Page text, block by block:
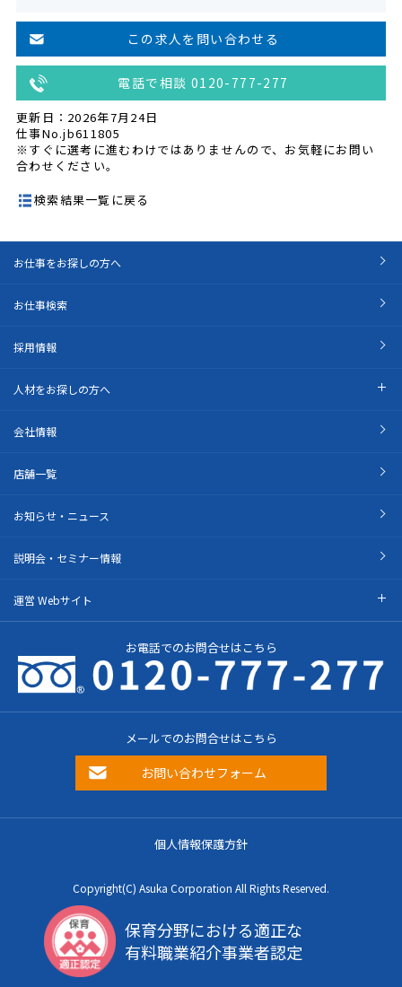
この求人を問い合わせる
電話で相談 0120-777-277
更新日：2026年7月24日
仕事No.jb611805
※すぐに選考に進むわけではありませんので、お気軽にお問い
合わせください。
検索結果一覧に戻る
お仕事をお探しの方へ
お仕事検索
採用情報
人材をお探しの方へ
会社情報
店舗一覧
お知らせ・ニュース
説明会・セミナー情報
運営 Webサイト
お電話でのお問合せはこちら
メールでのお問合せはこちら
お問い合わせフォーム
個人情報保護方針
Copyright(C) Asuka Corporation All Rights Reserved.
保育分野における適正な
有料職業紹介事業者認定